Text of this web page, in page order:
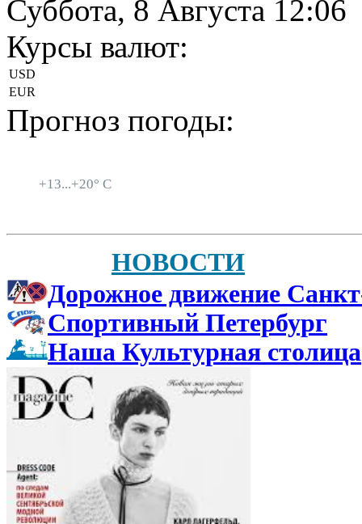
Суббота, 8 Августа 12:06
Курсы валют:
USD
EUR
Прогноз погоды:
+13...+20° C
НОВОСТИ
Дорожное движение
Спортивный Петербург
Наша Культурная столица